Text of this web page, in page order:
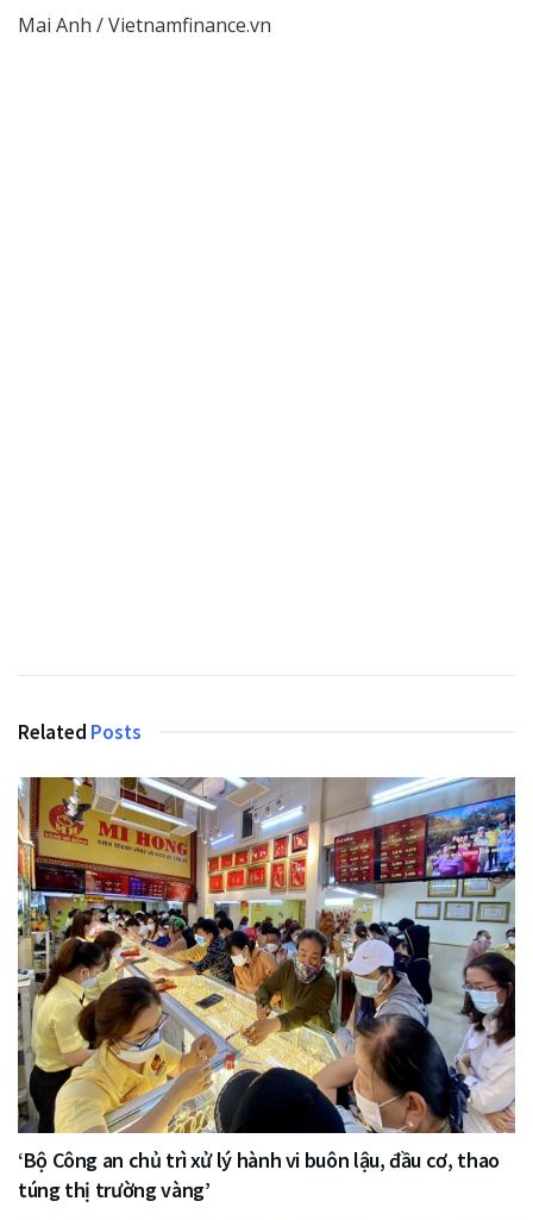
Mai Anh / Vietnamfinance.vn
Related Posts
‘Bộ Công an chủ trì xử lý hành vi buôn lậu, đầu cơ, thao
túng thị trường vàng’